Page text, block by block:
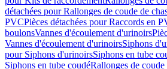
détachées pour Rallonges de coude de
PVCPièces détachées pour Raccords en
boulonsVannes d'écoulement d'urinoirs
Vannes d'écoulement d'urinoirsSiphons
pour Siphons d'urinoirsSiphons en tube
Siphons en tube coudéRallonges de coude